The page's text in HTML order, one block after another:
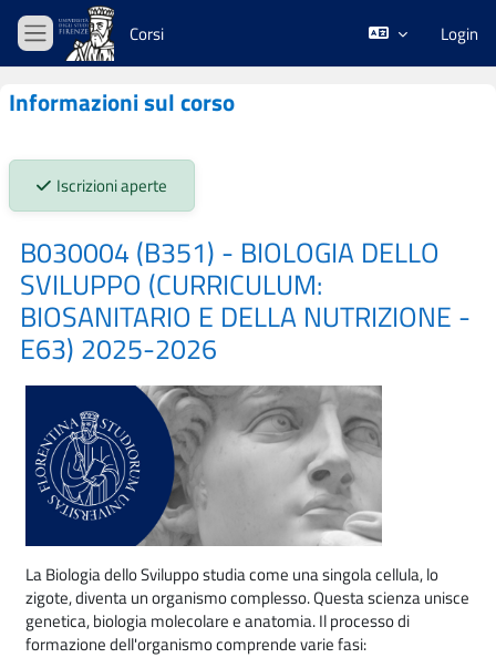
Vai al contenuto principale
Pannello laterale
Corsi Login
Informazioni sul corso
Stato iscrizioni:
Iscrizioni aperte
B030004 (B351) - BIOLOGIA DELLO
SVILUPPO (CURRICULUM:
BIOSANITARIO E DELLA NUTRIZIONE -
E63) 2025-2026
La Biologia dello Sviluppo studia come una singola cellula, lo
zigote, diventa un organismo complesso. Questa scienza unisce
genetica, biologia molecolare e anatomia. Il processo di
formazione dell'organismo comprende varie fasi: